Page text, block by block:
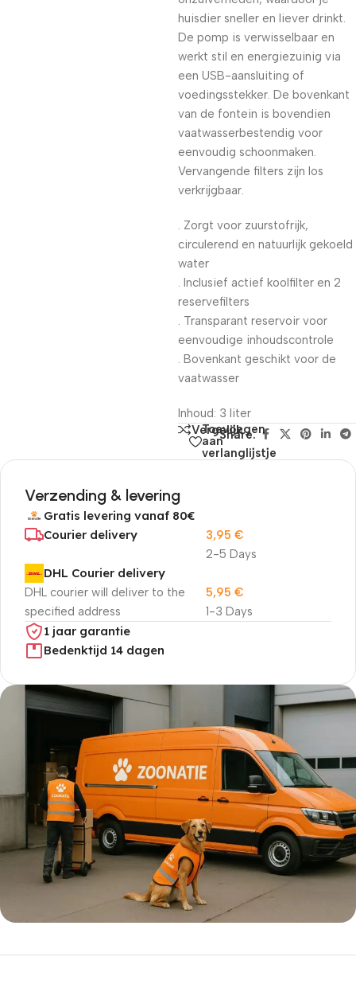
huisdier sneller en liever drinkt.
De pomp is verwisselbaar en
werkt stil en energiezuinig via
een USB-aansluiting of
voedingsstekker. De bovenkant
van de fontein is bovendien
vaatwasserbestendig voor
eenvoudig schoonmaken.
Vervangende filters zijn los
verkrijgbaar.
. Zorgt voor zuurstofrijk,
circulerend en natuurlijk gekoeld
water
. Inclusief actief koolfilter en 2
reservefilters
. Transparant reservoir voor
eenvoudige inhoudscontrole
. Bovenkant geschikt voor de
vaatwasser
Inhoud: 3 liter
Vergelijk
Toevoegen
aan
verlanglijstje
Share:
Verzending & levering
Gratis levering vanaf 80€
Courier delivery
2-5 Days
3,95 €
DHL Courier delivery
DHL courier will deliver to the
specified address
1-3 Days
5,95 €
1 jaar garantie
Bedenktijd 14 dagen
5% korting met code